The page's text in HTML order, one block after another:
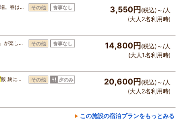
場。春は… その他 食事なし 3,550円(税込)～/人
(大人2名利用時)
が楽し… その他 食事なし 14,800円(税込)～/人
(大人1名利用時)
飯 麹に… その他 夕のみ 20,600円(税込)～/人
(大人2名利用時)
この施設の宿泊プランをもっとみる